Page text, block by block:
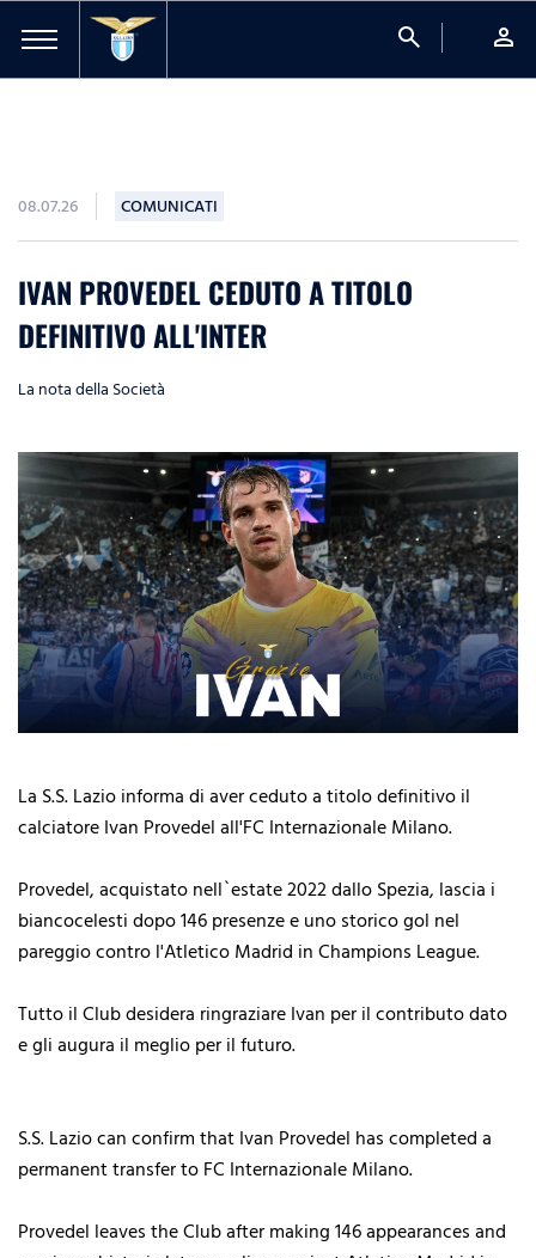
search person
08.07.26 COMUNICATI
IVAN PROVEDEL CEDUTO A TITOLO
DEFINITIVO ALL'INTER
La nota della Società
La S.S. Lazio informa di aver ceduto a titolo definitivo il
calciatore Ivan Provedel all'FC Internazionale Milano.
Provedel, acquistato nell`estate 2022 dallo Spezia, lascia i
biancocelesti dopo 146 presenze e uno storico gol nel
pareggio contro l'Atletico Madrid in Champions League.
Tutto il Club desidera ringraziare Ivan per il contributo dato
e gli augura il meglio per il futuro.
S.S. Lazio can confirm that Ivan Provedel has completed a
permanent transfer to FC Internazionale Milano.
Provedel leaves the Club after making 146 appearances and